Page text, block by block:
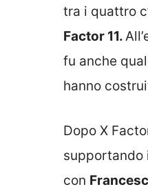
tra i quattro
Factor 11.
fu anche
hanno
Dopo X
supportando
con